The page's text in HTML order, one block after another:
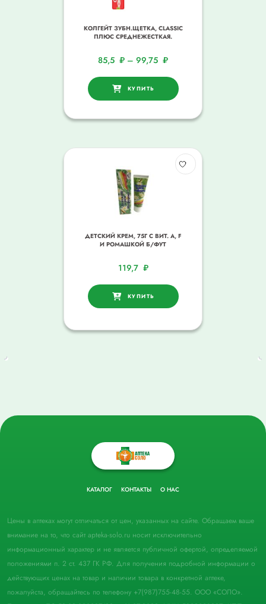
КОЛГЕЙТ ЗУБН.ЩЕТКА, CLASSIC
ПЛЮС СРЕДНЕЖЕСТКАЯ.
85,5 ₽ – 99,75 ₽
КУПИТЬ
ДЕТСКИЙ КРЕМ, 75Г С ВИТ. А, F
И РОМАШКОЙ Б/ФУТ
119,7 ₽
КУПИТЬ
КАТАЛОГ КОНТАКТЫ О НАС
Цены в аптеках могут отличаться от цен, указанных на сайте. Обращаем ваше
внимание на то, что сайт apteka-solo.ru носит исключительно
информационный характер и не является публичной офертой, определяемой
положениями п. 2 ст. 437 ГК РФ. Для получения подробной информации о
действующих ценах на товар и наличии товара в конкретной аптеке,
пожалуйста, обращайтесь по телефону +7(987)755-48-55. ООО «СОЛО».